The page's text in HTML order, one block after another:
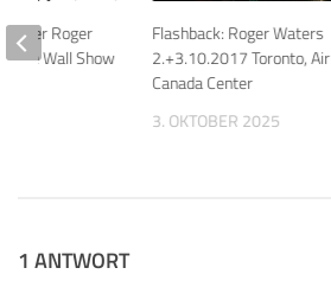
Flashback: Roger Waters
2.+3.10.2017 Toronto, Air
Canada Center
3. OKTOBER 2025
über Roger
The Wall Show
1 ANTWORT